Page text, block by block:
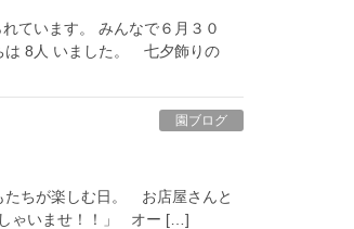
ています。 みんなで６月３０
は 8人 いました。 七夕飾りの
園ブログ
たちが楽しむ日。 お店屋さんと
ゃいませ！！」 オー […]